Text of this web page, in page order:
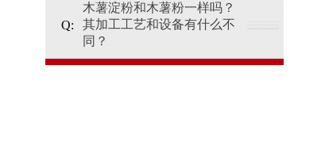
木薯淀粉和木薯粉一样吗？
其加工工艺和设备有什么不
同？